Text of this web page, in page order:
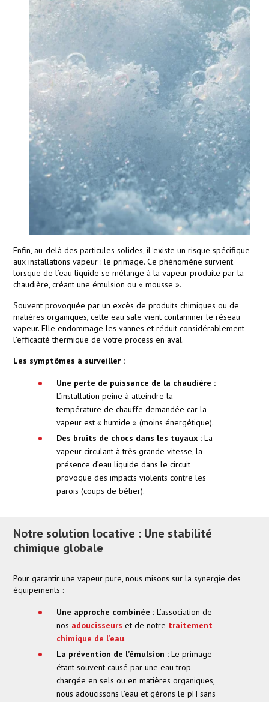
Enfin, au-delà des particules solides, il existe un risque spécifique
aux installations vapeur : le primage. Ce phénomène survient
lorsque de l’eau liquide se mélange à la vapeur produite par la
chaudière, créant une émulsion ou « mousse ».
Souvent provoquée par un excès de produits chimiques ou de
matières organiques, cette eau sale vient contaminer le réseau
vapeur. Elle endommage les vannes et réduit considérablement
l’efficacité thermique de votre process en aval.
Les symptômes à surveiller :
Une perte de puissance de la chaudière :
L’installation peine à atteindre la
température de chauffe demandée car la
vapeur est « humide » (moins énergétique).
Des bruits de chocs dans les tuyaux : La
vapeur circulant à très grande vitesse, la
présence d’eau liquide dans le circuit
provoque des impacts violents contre les
parois (coups de bélier).
Notre solution locative : Une stabilité
chimique globale
Pour garantir une vapeur pure, nous misons sur la synergie des
équipements :
Une approche combinée : L’association de
nos adoucisseurs et de notre traitement
chimique de l’eau.
La prévention de l’émulsion : Le primage
étant souvent causé par une eau trop
chargée en sels ou en matières organiques,
nous adoucissons l’eau et gérons le pH sans